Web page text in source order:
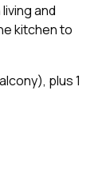
and
kitchen to
plus 1